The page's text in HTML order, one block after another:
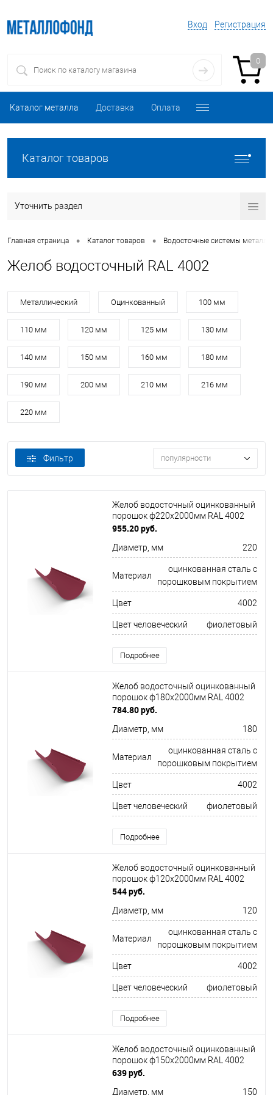
Вход Регистрация
0
Каталог металла Доставка Оплата
Каталог товаров
Уточнить раздел
Главная страница • Каталог товаров • Водосточные системы
Желоб водосточный RAL 4002
Металлический Оцинкованный 100 мм
110 мм 120 мм 125 мм 130 мм
140 мм 150 мм 160 мм 180 мм
190 мм 200 мм 210 мм 216 мм
220 мм
Фильтр популярности
Желоб водосточный оцинкованный
порошок ф220х2000мм RAL 4002
955.20 руб.
Диаметр, мм 220
Материал
оцинкованная сталь с
порошковым покрытием
Цвет 4002
Цвет человеческий фиолетовый
Подробнее
Желоб водосточный оцинкованный
порошок ф180х2000мм RAL 4002
784.80 руб.
Диаметр, мм 180
Материал
оцинкованная сталь с
порошковым покрытием
Цвет 4002
Цвет человеческий фиолетовый
Подробнее
Желоб водосточный оцинкованный
порошок ф120х2000мм RAL 4002
544 руб.
Диаметр, мм 120
Материал
оцинкованная сталь с
порошковым покрытием
Цвет 4002
Цвет человеческий фиолетовый
Подробнее
Желоб водосточный оцинкованный
порошок ф150х2000мм RAL 4002
639 руб.
Диаметр, мм 150